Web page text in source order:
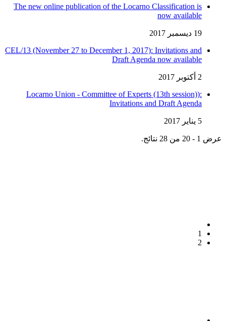
The new online publication of the Locarno Classification is
now available
19 ديسمبر 2017
CEL/13 (November 27 to December 1, 2017): Invitations and
Draft Agenda now available
2 أكتوبر 2017
Locarno Union - Committee of Experts (13th session)):
Invitations and Draft Agenda
5 يناير 2017
عرض 1 - 20 من 28 نتائج.
1
2